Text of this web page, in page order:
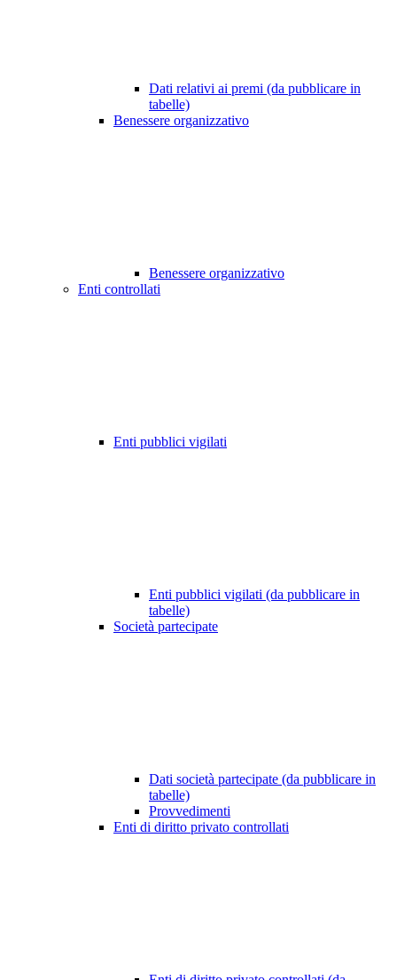
Dati relativi ai premi (da pubblicare in
tabelle)
Benessere organizzativo
Benessere organizzativo
Enti controllati
Enti pubblici vigilati
Enti pubblici vigilati (da pubblicare in
tabelle)
Società partecipate
Dati società partecipate (da pubblicare in
tabelle)
Provvedimenti
Enti di diritto privato controllati